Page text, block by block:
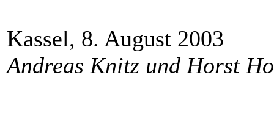
Kassel, 8. August 2003
Andreas Knitz und Horst